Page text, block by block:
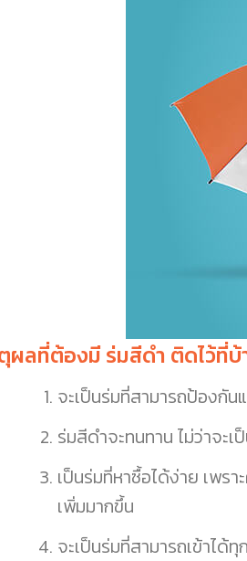
ผลที่ต้องมี ร่มสีดำ ติดไว้ที่บ้
จะเป็นร่มที่สามารถป้องกั
ร่มสีดำจะทนทาน ไม่ว่าจะ
เป็นร่มที่หาซื้อได้ง่าย เพร
เพิ่มมากขึ้น
จะเป็นร่มที่สามารถเข้าได้